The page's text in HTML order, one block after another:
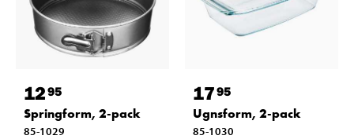
1295
Springform, 2-pack
85-1029
1795
Ugnsform, 2-pack
85-1030